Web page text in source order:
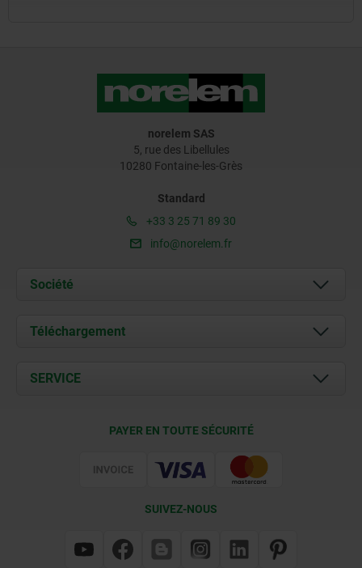
norelem SAS
5, rue des Libellules
10280 Fontaine-les-Grès
Standard
+33 3 25 71 89 30
info@norelem.fr
Société
À propos de nous
Contact
Téléchargement
Documents
SERVICE
PAYER EN TOUTE SÉCURITÉ
SUIVEZ-NOUS